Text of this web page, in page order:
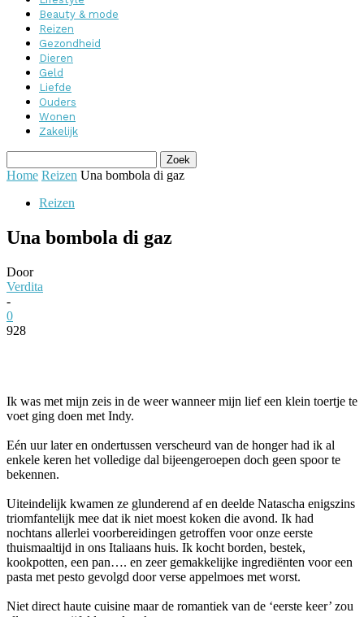
Beauty & mode
Reizen
Gezondheid
Dieren
Geld
Liefde
Ouders
Wonen
Zakelijk
Home Reizen Una bombola di gaz
Reizen
Una bombola di gaz
Door
Verdita
-
0
928
Ik was met mijn zeis in de weer wanneer mijn lief een klein toertje te
voet ging doen met Indy.
Eén uur later en ondertussen verscheurd van de honger had ik al
enkele keren het volledige dal bijeengeroepen doch geen spoor te
bekennen.
Uiteindelijk kwamen ze glunderend af en deelde Natascha enigszins
triomfantelijk mee dat ik niet moest koken die avond. Ik had
nochtans allerlei voorbereidingen getroffen voor onze eerste
thuismaaltijd in ons Italiaans huis. Ik kocht borden, bestek,
kookpotten, een pan…. en zeer gemakkelijke ingrediënten voor een
pasta met pesto gevolgd door verse appelmoes met worst.
Niet direct haute cuisine maar de romantiek van de ‘eerste keer’ zou